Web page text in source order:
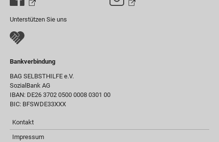
Unterstützen Sie uns
Bankverbindung
BAG SELBSTHILFE e.V.
SozialBank AG
IBAN: DE26 3702 0500 0008 0301 00
BIC: BFSWDE33XXX
Kontakt
Impressum